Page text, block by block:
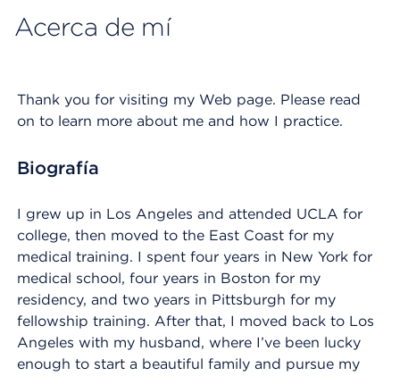
Acerca de mí
Thank you for visiting my Web page. Please read
on to learn more about me and how I practice.
Biografía
I grew up in Los Angeles and attended UCLA for
college, then moved to the East Coast for my
medical training. I spent four years in New York for
medical school, four years in Boston for my
residency, and two years in Pittsburgh for my
fellowship training. After that, I moved back to Los
Angeles with my husband, where I’ve been lucky
enough to start a beautiful family and pursue my